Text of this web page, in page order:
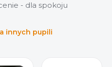
- dla spokoju
innych pupili